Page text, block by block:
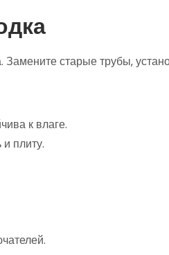
старые трубы‚
к влаге.
плиту.